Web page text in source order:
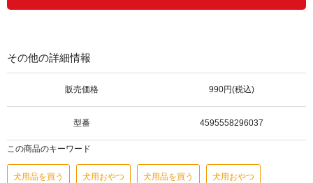
その他の詳細情報
販売価格 990円(税込)
型番 4595558296037
この商品のキーワード
犬用品を買う 犬用おやつ 犬用品を買う 犬用おやつ